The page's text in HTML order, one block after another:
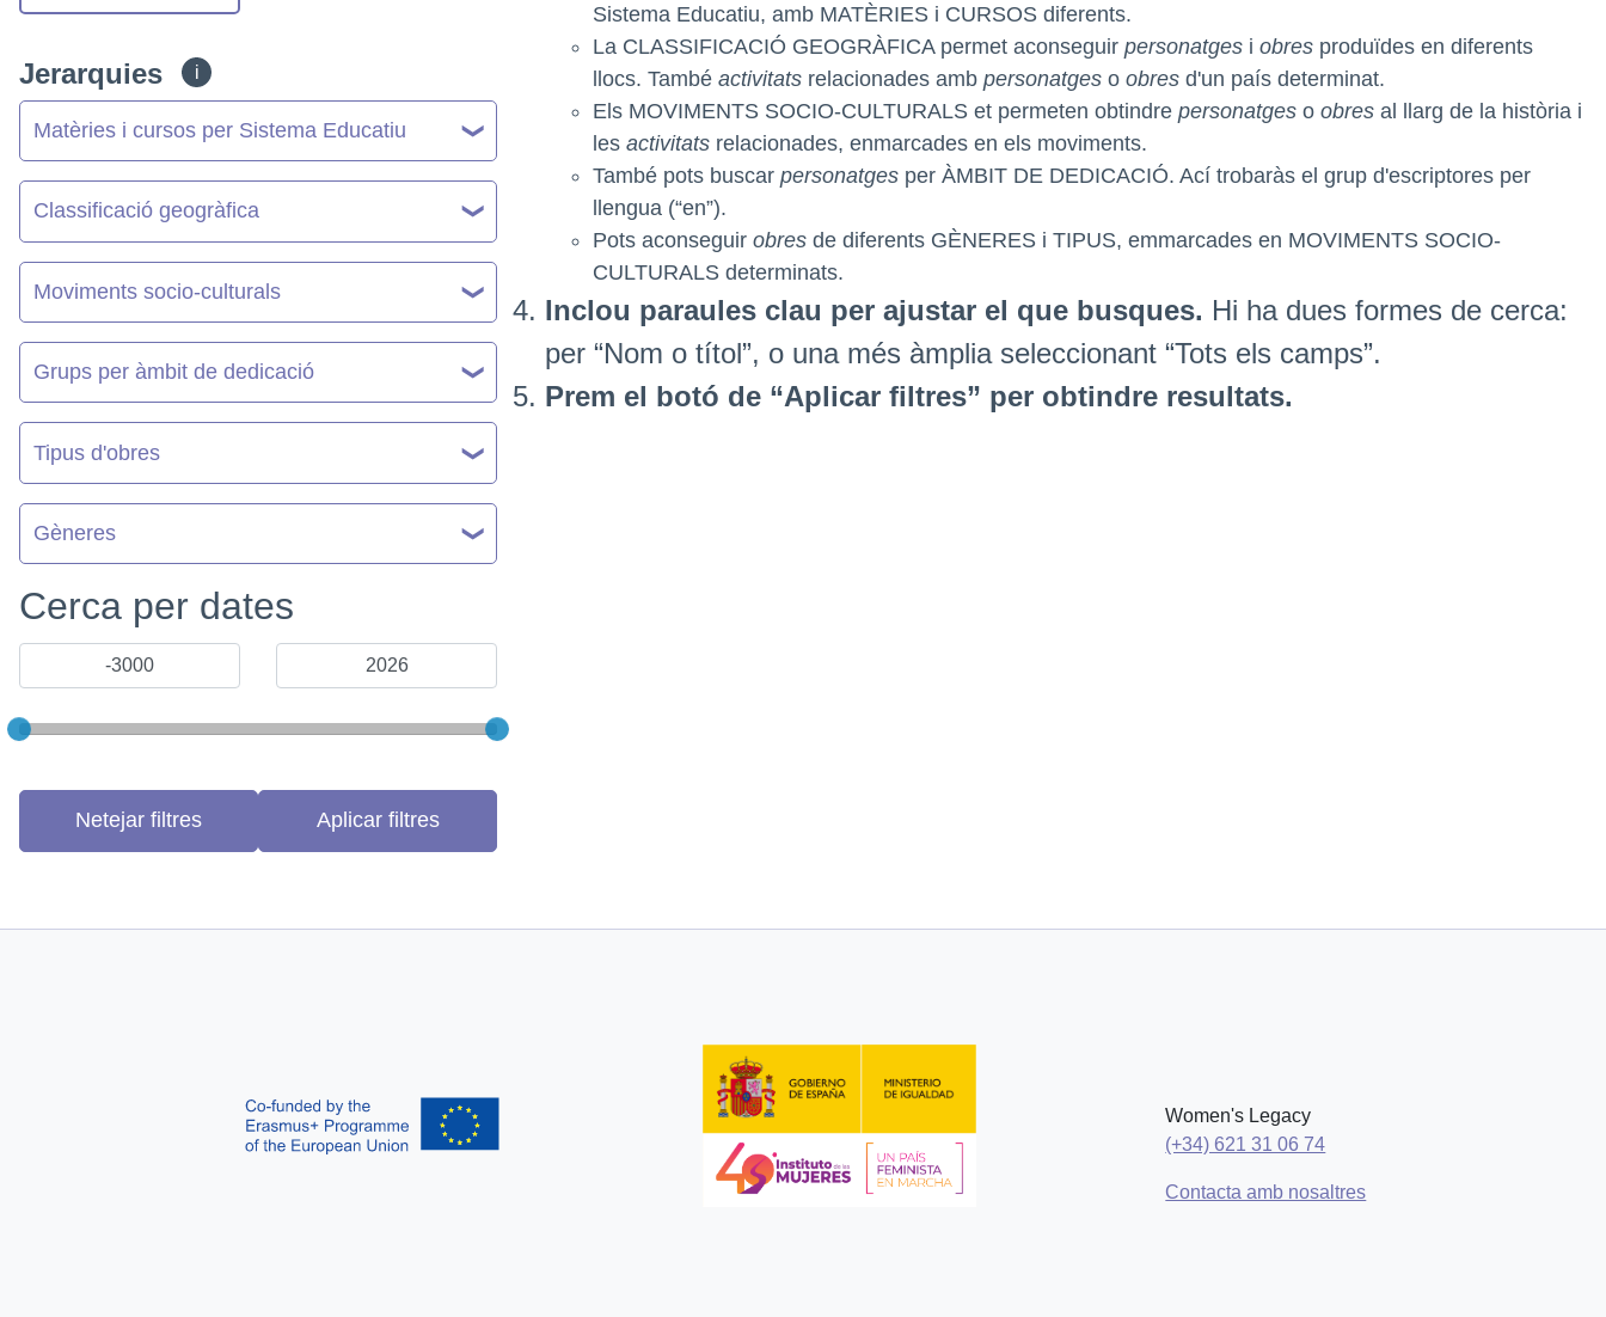
Jerarquies i
Matèries i cursos per Sistema Educatiu
Classificació geogràfica
Moviments socio-culturals
Grups per àmbit de dedicació
Tipus d'obres
Gèneres
Cerca per dates
Netejar filtres
Sistema Educatiu, amb MATÈRIES i CURSOS diferents.
La CLASSIFICACIÓ GEOGRÀFICA permet aconseguir personatges i obres produïdes en diferents
llocs. També activitats relacionades amb personatges o obres d'un país determinat.
Els MOVIMENTS SOCIO-CULTURALS et permeten obtindre personatges o obres al llarg de la història i
les activitats relacionades, enmarcades en els moviments.
També pots buscar personatges per ÀMBIT DE DEDICACIÓ. Ací trobaràs el grup d'escriptores per
llengua (“en”).
Pots aconseguir obres de diferents GÈNERES i TIPUS, emmarcades en MOVIMENTS SOCIO-
CULTURALS determinats.
Inclou paraules clau per ajustar el que busques. Hi ha dues formes de cerca:
per “Nom o títol”, o una més àmplia seleccionant “Tots els camps”.
Prem el botó de “Aplicar filtres” per obtindre resultats.
Contacta amb nosaltres
Women's Legacy
(+34) 621 31 06 74